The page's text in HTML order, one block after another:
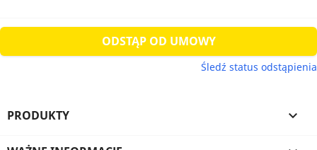
ODSTĄP OD UMOWY
Śledź status odstąpienia
PRODUKTY 